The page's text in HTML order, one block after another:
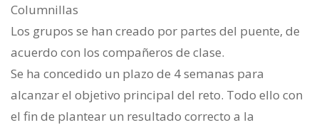
Columnillas
Los grupos se han creado por partes del puente, de
acuerdo con los compañeros de clase.
Se ha concedido un plazo de 4 semanas para
alcanzar el objetivo principal del reto. Todo ello con
el fin de plantear un resultado correcto a la